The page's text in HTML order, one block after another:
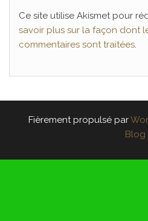
Ce site utilise Akismet pour
savoir plus sur la façon dont
commentaires sont traitées
Fièrement propulsé par
Blog